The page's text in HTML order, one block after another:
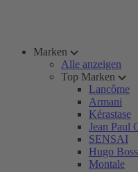
Marken
Alle anzeigen
Top Marken
Lancôme
Armani
Kérastase
Jean Paul
SENSAI
Hugo Boss
Montale